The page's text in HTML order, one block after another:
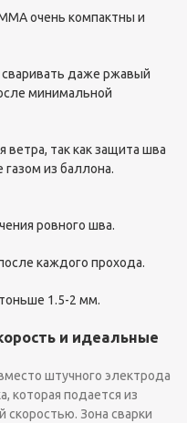
очень компактны и
даже ржавый
минимальной
ветра, так как защита шва
из баллона.
ровного шва.
каждого прохода.
1.5-2 мм.
и идеальные
штучного электрода
которая подается из
скоростью. Зона сварки